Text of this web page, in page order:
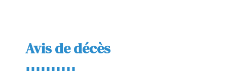
Avis de décès